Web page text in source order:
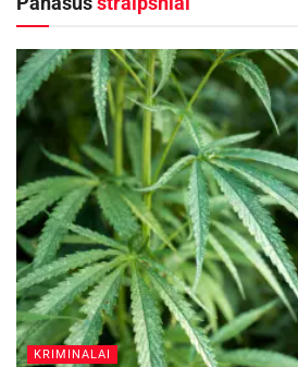
Pirminiais duomenimis
išvažiuodamas iš šalutinio
pagrindiniu keliu važiavusio
Įvykio vietoje dirba
reguliuojamas.
Šaltinis: Panevėžio apskr. VPK
KRIMINALAI